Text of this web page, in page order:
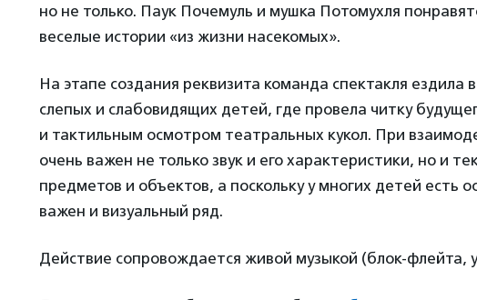
но не только. Паук Почемуль и мушка Потомухля
веселые истории «из жизни насекомых».
На этапе создания реквизита команда спектакля ездила
слепых и слабовидящих детей, где провела читку
и тактильным осмотром театральных кукол. При
очень важен не только звук и его характеристики, но и
предметов и объектов, а поскольку у многих детей есть
важен и визуальный ряд.
Действие сопровождается живой музыкой (блок-флейта,